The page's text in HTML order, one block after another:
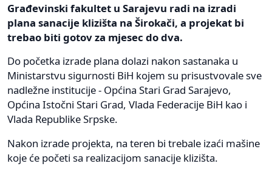
Građevinski fakultet u Sarajevu radi na izradi
plana sanacije klizišta na Širokači, a projekat bi
trebao biti gotov za mjesec do dva.
Do početka izrade plana dolazi nakon sastanaka u
Ministarstvu sigurnosti BiH kojem su prisustvovale sve
nadležne institucije - Općina Stari Grad Sarajevo,
Općina Istočni Stari Grad, Vlada Federacije BiH kao i
Vlada Republike Srpske.
Nakon izrade projekta, na teren bi trebale izaći mašine
koje će početi sa realizacijom sanacije klizišta.